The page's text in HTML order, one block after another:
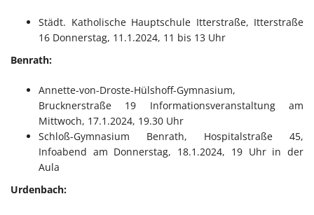
Städt. Katholische Hauptschule Itterstraße, Itterstraße
16 Donnerstag, 11.1.2024, 11 bis 13 Uhr
Benrath:
Annette-von-Droste-Hülshoff-Gymnasium,
Brucknerstraße 19 Informationsveranstaltung am
Mittwoch, 17.1.2024, 19.30 Uhr
Schloß-Gymnasium Benrath, Hospitalstraße 45,
Infoabend am Donnerstag, 18.1.2024, 19 Uhr in der
Aula
Urdenbach: